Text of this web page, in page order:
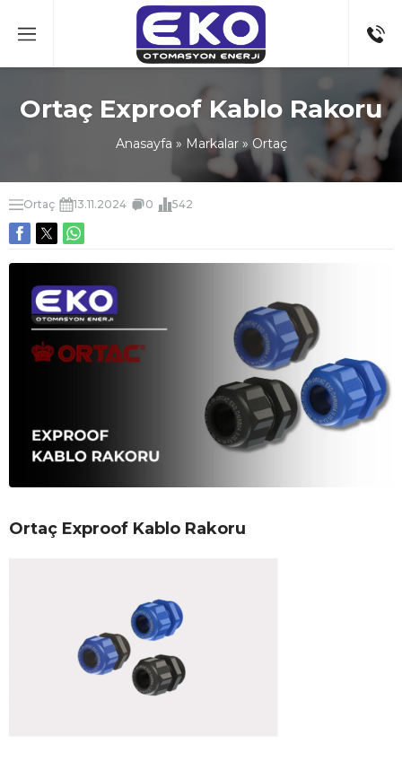
Ortaç Exproof Kablo Rakoru
Anasayfa » Markalar» Ortaç
Ortaç 13.11.2024 0 542
Ortaç Exproof Kablo Rakoru